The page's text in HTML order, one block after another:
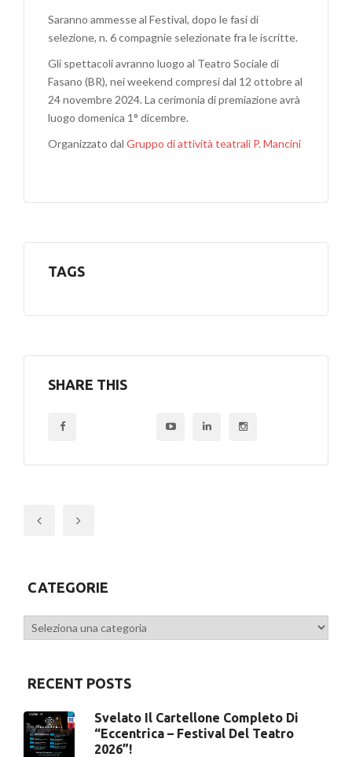
Saranno ammesse al Festival, dopo le fasi di
selezione, n. 6 compagnie selezionate fra le iscritte.
Gli spettacoli avranno luogo al Teatro Sociale di
Fasano (BR), nei weekend compresi dal 12 ottobre al
24 novembre 2024. La cerimonia di premiazione avrà
luogo domenica 1° dicembre.
Organizzato dal Gruppo di attività teatrali P. Mancini
TAGS
SHARE THIS
CATEGORIE
Categorie
RECENT POSTS
Svelato Il Cartellone Completo Di
“Eccentrica – Festival Del Teatro
2026”!